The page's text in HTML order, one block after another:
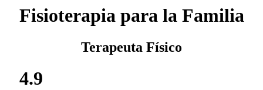
Fisioterapia para la Familia
Terapeuta Físico
4.9